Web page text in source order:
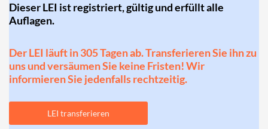
Dieser LEI ist registriert, gültig und erfüllt alle
Auflagen.
Der LEI läuft in 305 Tagen ab. Transferieren Sie ihn zu
uns und versäumen Sie keine Fristen! Wir
informieren Sie jedenfalls rechtzeitig.
LEI transferieren